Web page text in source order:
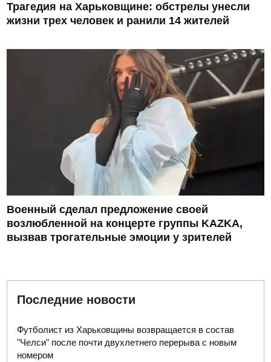
Трагедия на Харьковщине: обстрелы унесли
жизни трех человек и ранили 14 жителей
Военный сделал предложение своей
возлюбленной на концерте группы KAZKA,
вызвав трогательные эмоции у зрителей
Последние новости
Футболист из Харьковщины возвращается в состав
"Челси" после почти двухлетнего перерыва с новым
номером